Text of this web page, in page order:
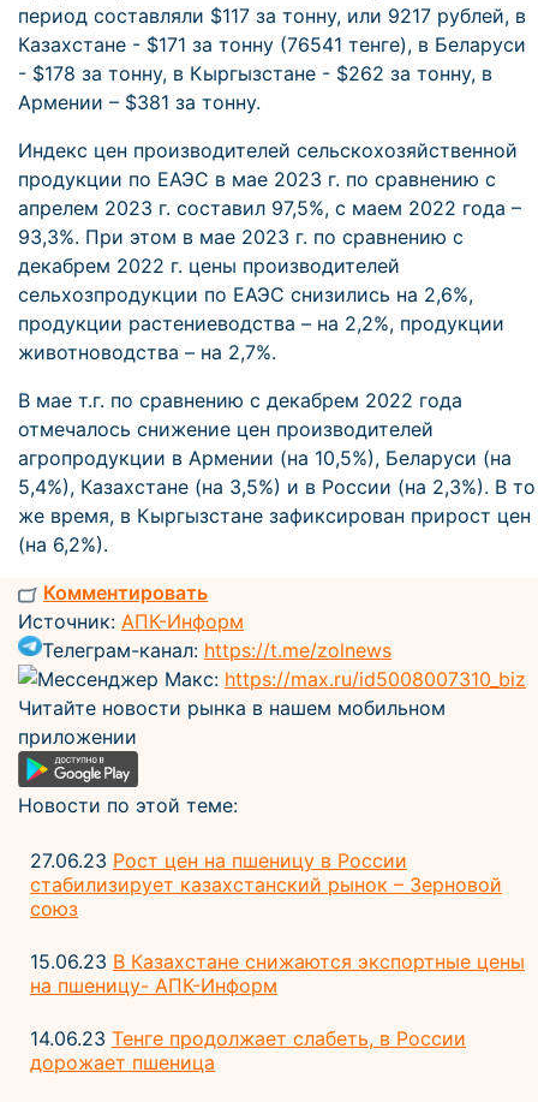
период составляли $117 за тонну, или 9217 рублей, в
Казахстане - $171 за тонну (76541 тенге), в Беларуси
- $178 за тонну, в Кыргызстане - $262 за тонну, в
Армении – $381 за тонну.
Индекс цен производителей сельскохозяйственной
продукции по ЕАЭС в мае 2023 г. по сравнению с
апрелем 2023 г. составил 97,5%, с маем 2022 года –
93,3%. При этом в мае 2023 г. по сравнению с
декабрем 2022 г. цены производителей
сельхозпродукции по ЕАЭС снизились на 2,6%,
продукции растениеводства – на 2,2%, продукции
животноводства – на 2,7%.
В мае т.г. по сравнению с декабрем 2022 года
отмечалось снижение цен производителей
агропродукции в Армении (на 10,5%), Беларуси (на
5,4%), Казахстане (на 3,5%) и в России (на 2,3%). В то
же время, в Кыргызстане зафиксирован прирост цен
(на 6,2%).
Комментировать
Источник: АПК-Информ
Телеграм-канал: https://t.me/zolnews
Мессенджер Макс: https://max.ru/id5008007310_biz
Читайте новости рынка в нашем мобильном
приложении
Новости по этой теме:
27.06.23 Рост цен на пшеницу в России
стабилизирует казахстанский рынок – Зерновой
союз
15.06.23 В Казахстане снижаются экспортные цены
на пшеницу- АПК-Информ
14.06.23 Тенге продолжает слабеть, в России
дорожает пшеница